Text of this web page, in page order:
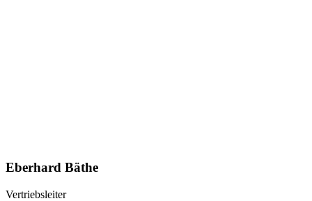
Eberhard Bäthe
Vertriebsleiter